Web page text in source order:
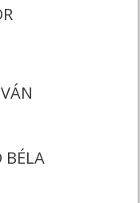
BÉLA